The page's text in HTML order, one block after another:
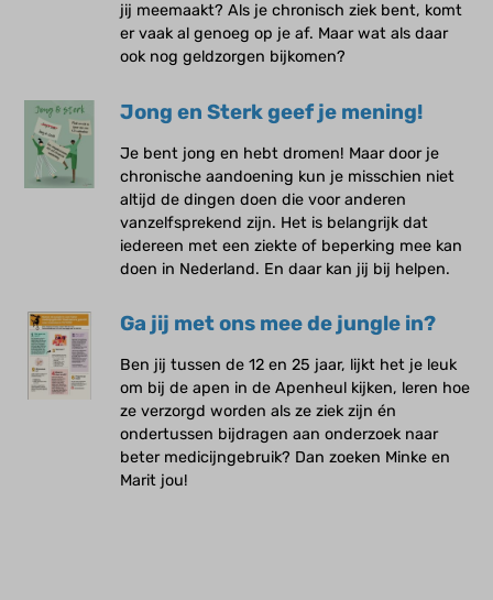
jij meemaakt? Als je chronisch ziek bent, komt
er vaak al genoeg op je af. Maar wat als daar
ook nog geldzorgen bijkomen?
Jong en Sterk geef je mening!
Je bent jong en hebt dromen! Maar door je
chronische aandoening kun je misschien niet
altijd de dingen doen die voor anderen
vanzelfsprekend zijn. Het is belangrijk dat
iedereen met een ziekte of beperking mee kan
doen in Nederland. En daar kan jij bij helpen.
Ga jij met ons mee de jungle in?
Ben jij tussen de 12 en 25 jaar, lijkt het je leuk
om bij de apen in de Apenheul kijken, leren hoe
ze verzorgd worden als ze ziek zijn én
ondertussen bijdragen aan onderzoek naar
beter medicijngebruik? Dan zoeken Minke en
Marit jou!